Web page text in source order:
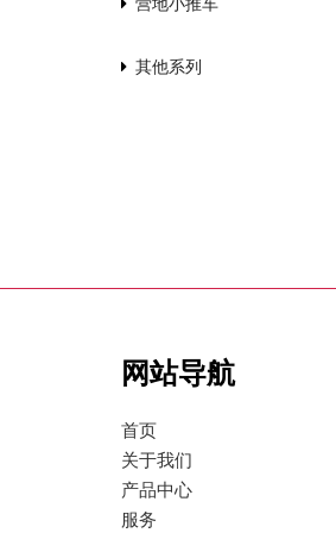
其他系列
网站导航
首页
关于我们
产品中心
服务